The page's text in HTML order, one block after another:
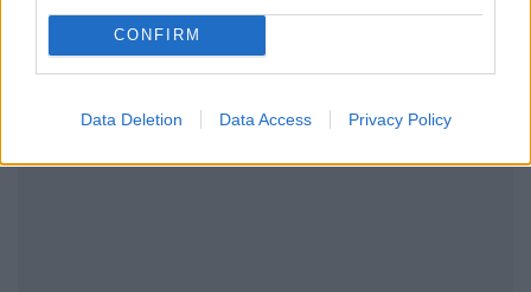
CONFIRM
Data Deletion Data Access Privacy Policy